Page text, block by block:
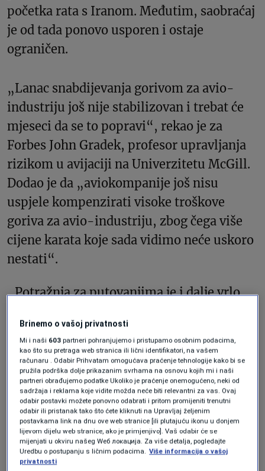
početka rata s Iranom. Međutim, saobraćaj
je od tada ponovo usporen i ostaje
ograničen.
„Lanac snabdijevanja gorivom za avio-
industriju još nije stabilizovan i trebat će
mjeseci da se to popravi“, rekao je za
Forbes John Gradek, profesor upravljanja
rizikom u avijaciji na Univerzitetu McGill.
Dodao je da „aviokompanije još nisu
uspjele kompenzirati visoke troškove
goriva za avio-industriju, zbog čega više
cijene karata koje sada vidimo neće uskoro
nestati“.
„Potražnja za putovanjima je i dalje vrlo
rekla je za Forbes Katy Nastro,
glasnogovornica aplikacije Going, koja
pomaže korisnicima da pronađu jeftine
avionske karte. „Činjenica da
aviokompanije mogu naplaćivati ​​više
cijene bez pada rezervacija znači da
nemaju podsticaj da snize cijene, iako je
cijena mlaznog goriva pala.“
Brinemo o vašoj privatnosti
Mi i naši 603 partneri pohranjujemo i pristupamo osobnim podacima,
kao što su pretraga web stranica ili lični identifikatori, na vašem
računaru . Odabir Prihvatam omogućava praćenje tehnologije kako bi se
pružila podrška dolje prikazanim svrhama na osnovu kojih mi i naši
partneri obrađujemo podatke Ukoliko je praćenje onemogućeno, neki od
sadržaja i reklama koje vidite možda neće biti relevantni za vas. Ovaj
odabir postavki možete ponovno odabrati i pritom promijeniti trenutni
odabir ili pristanak tako što ćete kliknuti na Upravljaj željenim
postavkama link na dnu ove web stranice [ili plutajuću ikonu u donjem
lijevom dijelu web stranice, ako je primjenjivo]. Vaš odabir će se
mijenjati u okviru našeg Wеб локација. Za više detalja, pogledajte
Uredbu o postupanju s ličnim podacima. Više informacija o vašoj
privatnosti